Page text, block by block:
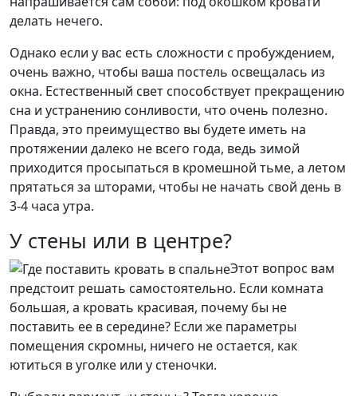
делать нечего.
Однако если у вас есть сложности с пробуждением,
очень важно, чтобы ваша постель освещалась из
окна. Естественный свет способствует прекращению
сна и устранению сонливости, что очень полезно.
Правда, это преимущество вы будете иметь на
протяжении далеко не всего года, ведь зимой
приходится просыпаться в кромешной тьме, а летом
прятаться за шторами, чтобы не начать свой день в
3-4 часа утра.
У стены или в центре?
Этот вопрос вам
предстоит решать самостоятельно. Если комната
большая, а кровать красивая, почему бы не
поставить ее в середине? Если же параметры
помещения скромны, ничего не остается, как
ютиться в уголке или у стеночки.